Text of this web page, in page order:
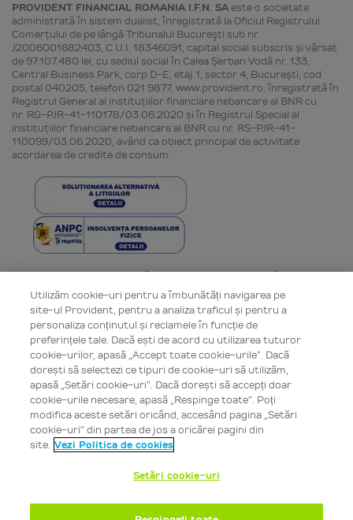
PROVIDENT FINANCIAL ROMANIA I.F.N. SA este o societate
administrată în sistem dualist, înregistrată la Oficiul Registrului
Comerţului de pe lângă Tribunalul Bucureşti sub nr.
J2006001682403, C.U.I. 18346091, capital social subscris și vărsat
de 97.107.480 lei, cu sediul social în Calea Șerban Vodă nr. 133,
Central Business Park, corp D-E, etaj 1, sector 4, București, cod
postal 040205, telefon 021 9877, www.provident.ro, înregistrată în
Registrul General al instituţiilor financiare nebancare al BNR cu
nr. RG-PJR-41-110178/03.06.2020 și în Registrul Special al
instituţiilor financiare nebancare al BNR cu nr. RS-PJR-41-
110099/03.06.2020, având ca obiect principal de activitate
acordarea de credite de consum.
Toate drepturile rezervate © Provident Financial România 2006 -
2026
💬 ONLINE CHAT
Utilizăm cookie-uri pentru a îmbunătăți navigarea pe
site-ul Provident, pentru a analiza traficul și pentru a
personaliza conținutul și reclamele în funcție de
preferințele tale. Dacă ești de acord cu utilizarea tuturor
cookie-urilor, apasă „Accept toate cookie-urile”. Dacă
dorești să selectezi ce tipuri de cookie-uri să utilizăm,
apasă „Setări cookie-uri”. Dacă dorești să accepți doar
cookie-urile necesare, apasă „Respinge toate”. Poți
modifica aceste setări oricând, accesând pagina „Setări
cookie-uri” din partea de jos a oricărei pagini din
site. Vezi Politica de cookies
Setări cookie-uri